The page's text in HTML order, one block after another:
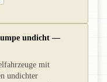
undicht —
mit
undichter